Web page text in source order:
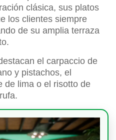
clásica, sus platos
los clientes siempre
de su amplia terraza
el carpaccio de
y pistachos, el
de lima o el risotto de